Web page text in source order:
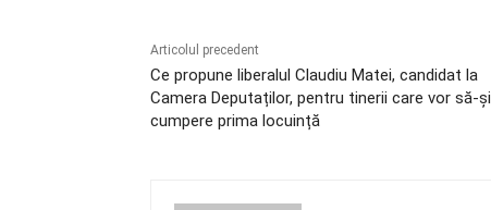
Articolul precedent
Ce propune liberalul Claudiu Matei, candidat la
Camera Deputaților, pentru tinerii care vor să-și
cumpere prima locuință